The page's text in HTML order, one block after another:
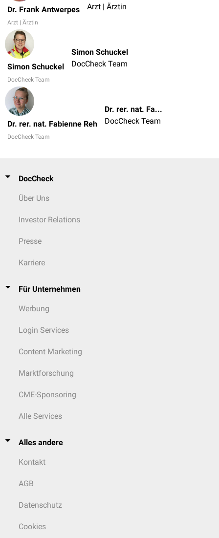
Dr. Frank Antwerpes
Arzt | Ärztin
Arzt | Ärztin
Simon Schuckel
DocCheck Team
Simon Schuckel
DocCheck Team
Dr. rer. nat. Fabienne Reh
DocCheck Team
Dr. rer. nat. Fabienne Reh
DocCheck Team
DocCheck
Über Uns
Investor Relations
Presse
Karriere
Für Unternehmen
Werbung
Login Services
Content Marketing
Marktforschung
CME-Sponsoring
Alle Services
Alles andere
Kontakt
AGB
Datenschutz
Cookies